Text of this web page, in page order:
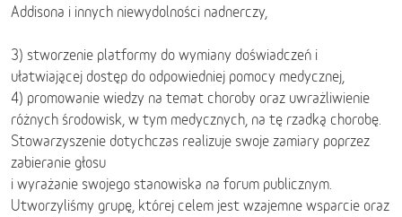
Addisona i innych niewydolności nadnerczy,
3) stworzenie platformy do wymiany doświadczeń i
ułatwiającej dostęp do odpowiedniej pomocy medycznej,
4) promowanie wiedzy na temat choroby oraz uwrażliwienie
różnych środowisk, w tym medycznych, na tę rzadką chorobę.
Stowarzyszenie dotychczas realizuje swoje zamiary poprzez
zabieranie głosu
i wyrażanie swojego stanowiska na forum publicznym.
Utworzyliśmy grupę, której celem jest wzajemne wsparcie oraz